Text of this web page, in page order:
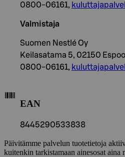
0800-06161,
Valmistaja
Suomen Nestlé Oy
Keilasatama 5, 02150 Espoo
0800-06161,
EAN
8445290533838
Päivitämme palvelun tuotetietoja
kuitenkin tarkistamaan ainesosat aina